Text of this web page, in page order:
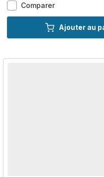
ComparerPro
Express
Ultimate
Ajouter au